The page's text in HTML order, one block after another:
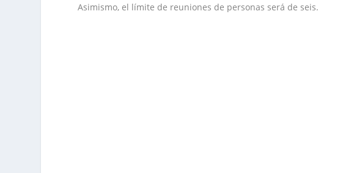
Asimismo, el límite de reuniones de personas será de seis.